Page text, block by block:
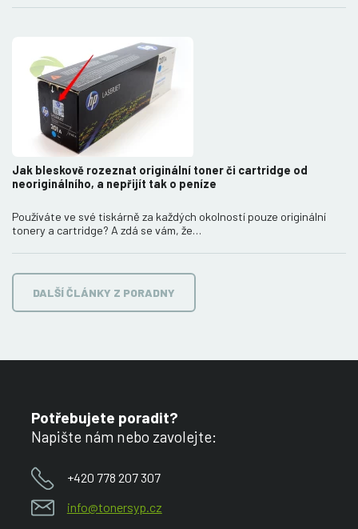
Jak bleskově rozeznat originální toner či cartridge od
neoriginálního, a nepřijít tak o peníze
Používáte ve své tiskárně za každých okolností pouze originální
tonery a cartridge? A zdá se vám, že…
DALŠÍ ČLÁNKY Z PORADNY
Potřebujete poradit?
Napište nám nebo zavolejte:
+420 778 207 307
info@tonersyp.cz